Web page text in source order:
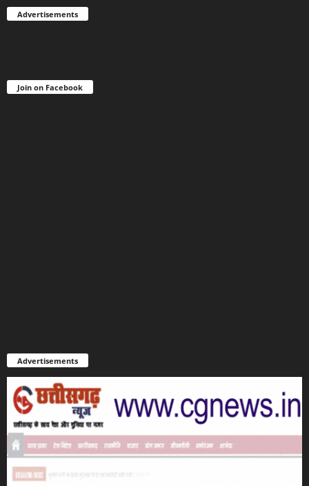
Advertisements
Join on Facebook
Advertisements